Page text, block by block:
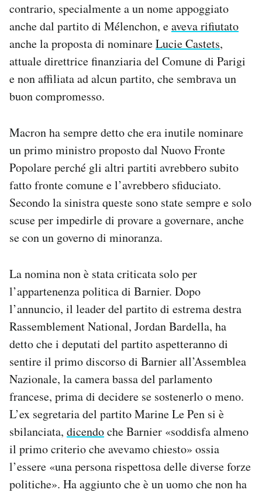
contrario, specialmente a un nome appoggiato
anche dal partito di Mélenchon, eaveva rifiutato
anche la proposta di nominareLucie Castets,
attuale direttrice finanziaria del Comune di Parigi
e non affiliata ad alcun partito, che sembrava un
buon compromesso.
Macron ha sempre detto che era inutile nominare
un primo ministro proposto dal Nuovo Fronte
Popolare perché gli altri partiti avrebbero subito
fatto fronte comune e l’avrebbero sfiduciato.
Secondo la sinistra queste sono state sempre e solo
scuse per impedirle di provare a governare, anche
se con un governo di minoranza.
La nomina non è stata criticata solo per
l’appartenenza politica di Barnier. Dopo
l’annuncio, il leader del partito di estrema destra
Rassemblement National, Jordan Bardella, ha
detto che i deputati del partito aspetteranno di
sentire il primo discorso di Barnier all’Assemblea
Nazionale, la camera bassa del parlamento
francese, prima di decidere se sostenerlo o meno.
L’ex segretaria del partito Marine Le Pen si è
sbilanciata, dicendoche Barnier «soddisfa almeno
il primo criterio che avevamo chiesto» ossia
l’essere «una persona rispettosa delle diverse forze
politiche». Ha aggiunto che è un uomo che non ha